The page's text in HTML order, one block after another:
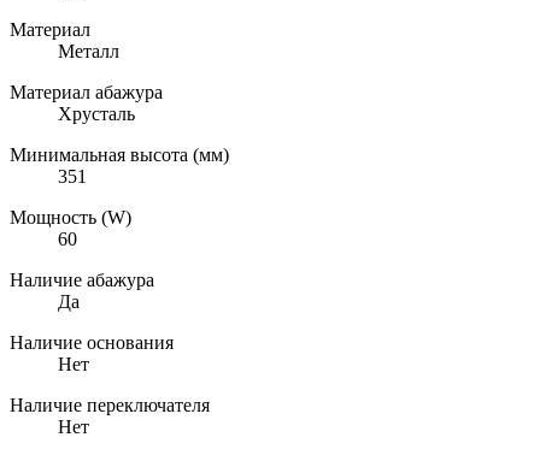
Материал
Металл
Материал абажура
Хрусталь
Минимальная высота (мм)
351
Мощность (W)
60
Наличие абажура
Да
Наличие основания
Нет
Наличие переключателя
Нет